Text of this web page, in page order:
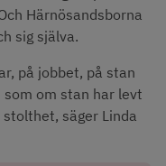
Härnösandsborna
sig själva.
på jobbet, på stan
om stan har levt
säger Linda